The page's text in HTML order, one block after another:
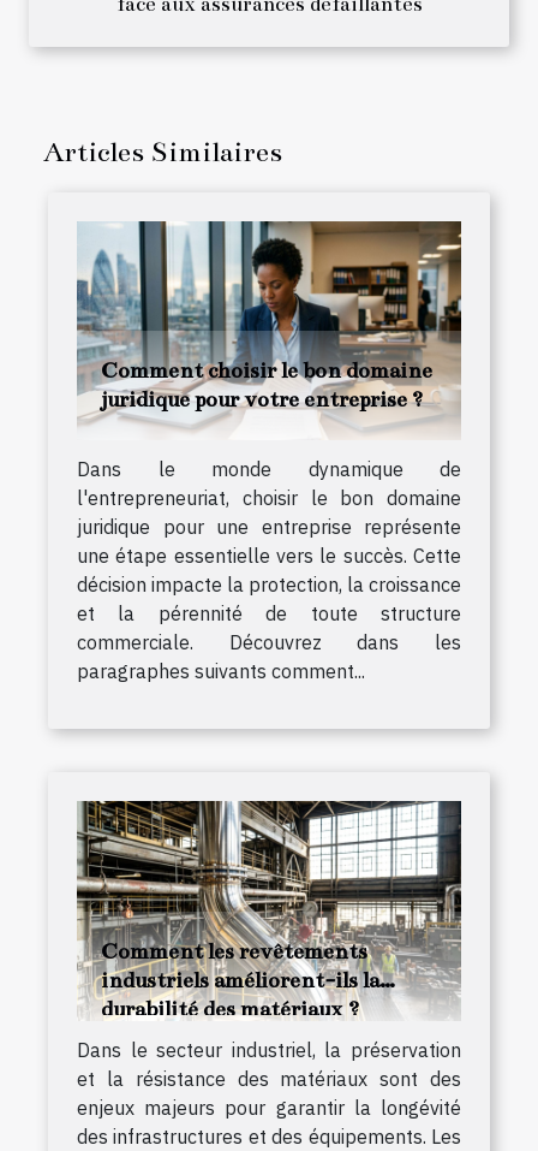
Articles Similaires
Comment choisir le bon domaine
juridique pour votre entreprise ?
Dans le monde dynamique de
l'entrepreneuriat, choisir le bon domaine
juridique pour une entreprise représente
une étape essentielle vers le succès. Cette
décision impacte la protection, la croissance
et la pérennité de toute structure
commerciale. Découvrez dans les
paragraphes suivants comment...
Comment les revêtements
industriels améliorent-ils la
durabilité des matériaux ?
Dans le secteur industriel, la préservation
et la résistance des matériaux sont des
enjeux majeurs pour garantir la longévité
des infrastructures et des équipements. Les